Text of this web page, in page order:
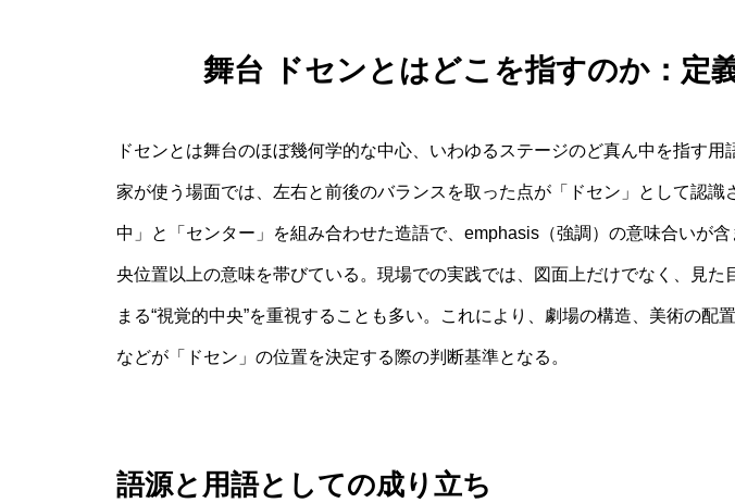
舞台 ドセンとはどこを指すのか：定
ドセンとは舞台のほぼ幾何学的な中心、いわゆるステージのど真ん中を指す用
家が使う場面では、左右と前後のバランスを取った点が「ドセン」として認識
中」と「センター」を組み合わせた造語で、emphasis（強調）の意味合いが
央位置以上の意味を帯びている。現場での実践では、図面上だけでなく、見た
まる“視覚的中央”を重視することも多い。これにより、劇場の構造、美術の配
などが「ドセン」の位置を決定する際の判断基準となる。
語源と用語としての成り立ち